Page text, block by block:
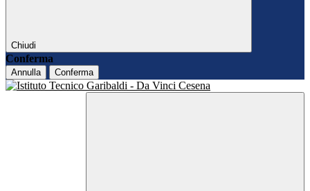
Chiudi
Conferma
Annulla Conferma